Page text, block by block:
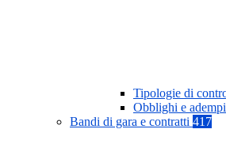
Tipologie di
Obblighi e
Bandi di gara e contratti 417